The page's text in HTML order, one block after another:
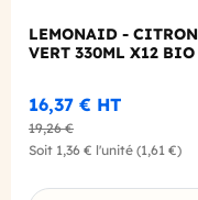
LEMONAID - CITRON
VERT 330ML X12 BIO
16,37 € HT
19,26 €
Soit 1,36 € l'unité (1,61 €)